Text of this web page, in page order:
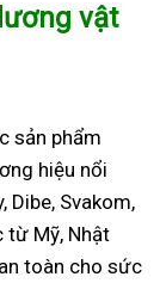
vật
sản phẩm
hiệu nổi
Dibe, Svakom,
từ Mỹ, Nhật
toàn cho sức